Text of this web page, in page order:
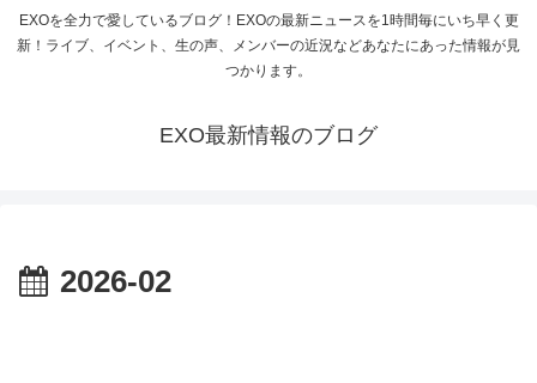
EXOを全力で愛しているブログ！EXOの最新ニュースを1時間毎にいち早く更
新！ライブ、イベント、生の声、メンバーの近況などあなたにあった情報が見
つかります。
EXO最新情報のブログ
2026-02